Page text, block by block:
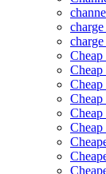
charge
Cheap
Cheap
Cheap
Cheap
Cheap
Cheap